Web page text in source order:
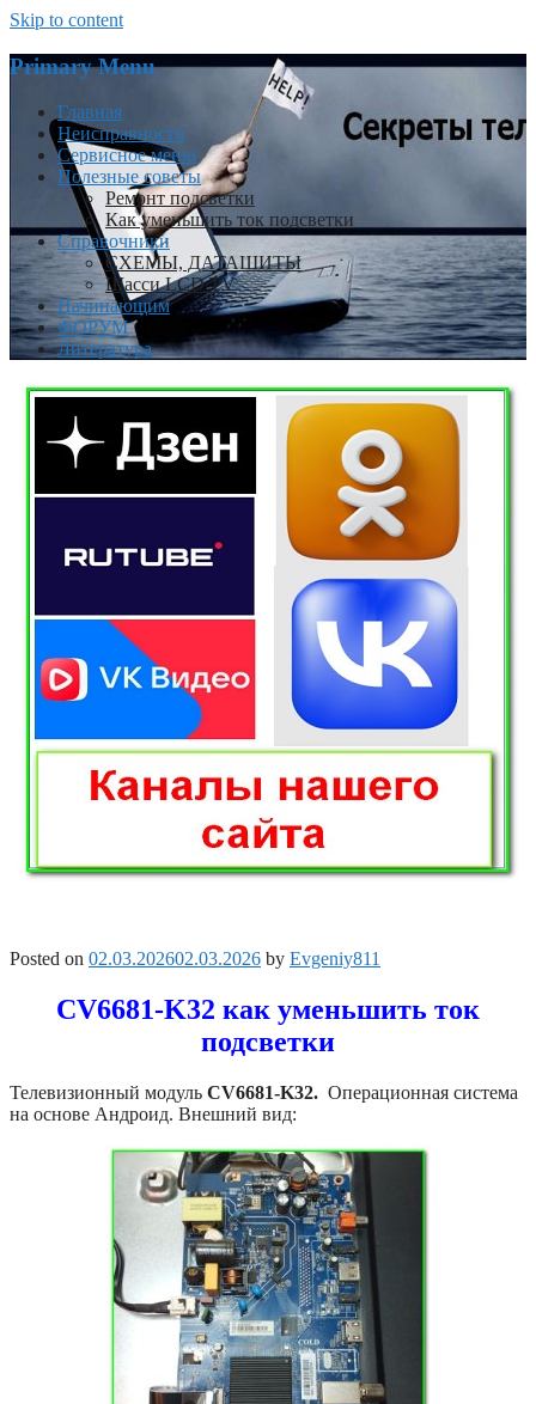
Skip to content
Primary Menu
Главная
Неисправности
Сервисное меню
Полезные советы
Ремонт подсветки
Как уменьшить ток подсветки
Справочники
СХЕМЫ, ДАТАШИТЫ
Шасси LCD TV
Начинающим
ФОРУМ
Литература
Posted on 02.03.202602.03.2026 by Evgeniy811
CV6681-K32 как уменьшить ток
подсветки
Телевизионный модуль CV6681-K32. Операционная система
на основе Андроид. Внешний вид: